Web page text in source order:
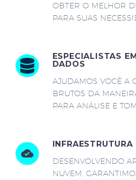
OBTER O MELHOR
PARA SUAS
ESPECIALISTAS
DADOS
AJUDAMOS VOCÊ A
BRUTOS DA
PARA ANÁLISE E
INFRAESTRUTURA
DESENVOLVENDO
NUVEM,